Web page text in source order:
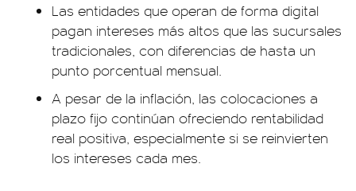
Las entidades que operan de forma digital
pagan intereses más altos que las sucursales
tradicionales, con diferencias de hasta un
punto porcentual mensual.
A pesar de la inflación, las colocaciones a
plazo fijo continúan ofreciendo rentabilidad
real positiva, especialmente si se reinvierten
los intereses cada mes.